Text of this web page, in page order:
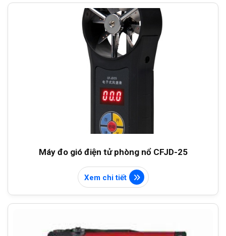
Máy đo gió điện tử phòng nổ CFJD-25
Xem chi tiết